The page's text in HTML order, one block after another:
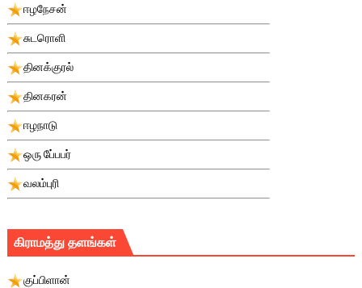
ஈழநேசன்
சுடரொளி
தினக்குரல்
தினகரன்
ஈழநாடு
ஒரு பே்பபர்
வலம்புரி
கிராமத்து தளங்கள்
குப்பிளான்